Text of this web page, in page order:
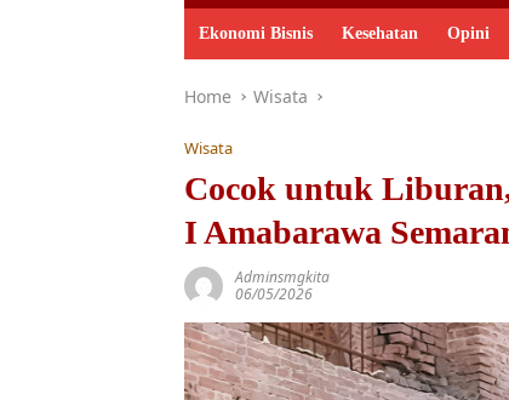
Ekonomi Bisnis Kesehatan Opini
Home Wisata
Wisata
Cocok untuk
I Amabarawa
Adminsmgkita
06/05/2026